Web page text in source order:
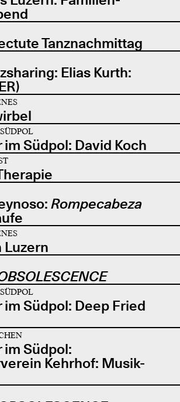
Tanznachmittag
Elias Kurth:
im Südpol: David Koch
Rompecabeza
Luzern
im Südpol: Deep Fried
im Südpol:
Kehrhof: Musik-